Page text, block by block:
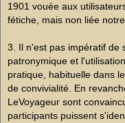
1901 vouée aux
fétiche, mais non liée
3. Il n'est pas impératif de
patronymique et
pratique, habituelle dans
de convivialité. En
LeVoyageur sont
participants puissent